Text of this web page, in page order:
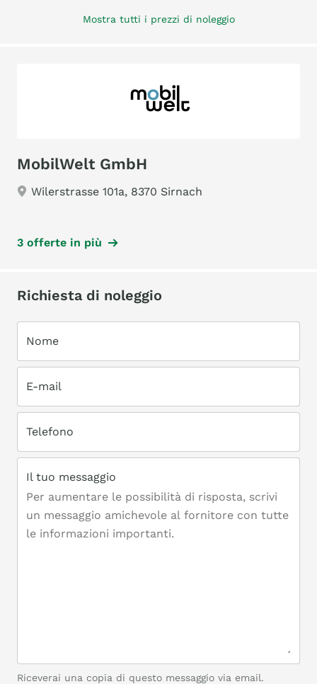
Mostra tutti i prezzi di noleggio
MobilWelt GmbH
Wilerstrasse 101a, 8370 Sirnach
3 offerte in più
Richiesta di noleggio
Nome
E-mail
Telefono
Il tuo messaggio
Riceverai una copia di questo messaggio via email.